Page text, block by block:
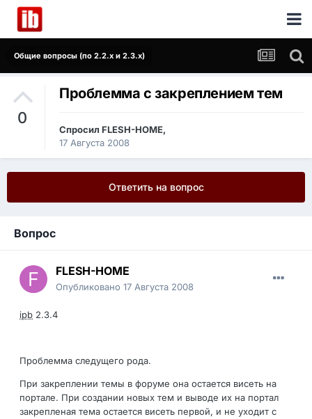
Общие вопросы (по 2.2.x и 2.3.x)
0
Проблемма с закреплением тем
Спросил FLESH-HOME,
17 Августа 2008
Ответить на вопрос
Вопрос
FLESH-HOME
Опубликовано 17 Августа 2008
ipb 2.3.4
Проблемма следущего рода.
При закреплении темы в форуме она остается висеть на
портале. При создании новых тем и выводе их на портал
закрепленая тема остается висеть первой, и не уходит с